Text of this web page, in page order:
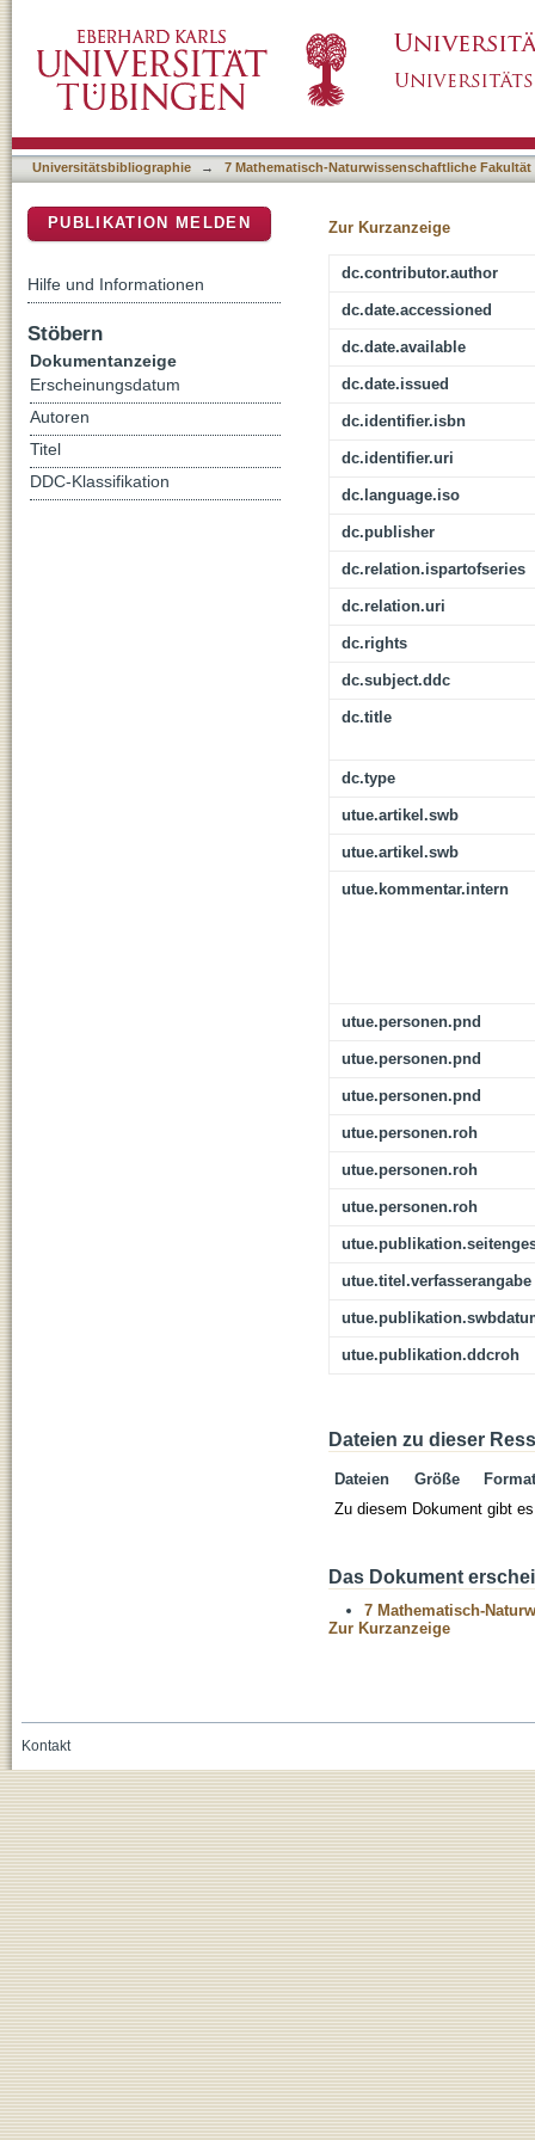
structures
Universitätsbibliographie → 7 Mathematisch-Naturwissenschaftliche Fakultät
Zur Kurzanzeige
dc.contributor.author
dc.date.accessioned
dc.date.available
dc.date.issued
dc.identifier.isbn
dc.identifier.uri
dc.language.iso
dc.publisher
dc.relation.ispartofseries
dc.relation.uri
dc.rights
dc.subject.ddc
dc.title
dc.type
utue.artikel.swb
utue.artikel.swb
utue.kommentar.intern
utue.personen.pnd
utue.personen.pnd
utue.personen.pnd
utue.personen.roh
utue.personen.roh
utue.personen.roh
utue.titel.verfasserangabe
utue.publikation.ddcroh
Dateien zu dieser
Dateien Größe
Format
Zu diesem Dokument gibt
Das Dokument
7 Mathematisch-
Zur Kurzanzeige
PUBLIKATION MELDEN
Hilfe und Informationen
Stöbern
Dokumentanzeige
Erscheinungsdatum
Autoren
Titel
DDC-Klassifikation
Kontakt